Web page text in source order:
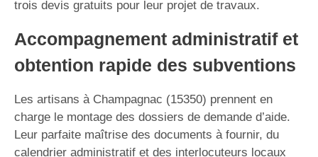
trois devis gratuits pour leur projet de travaux.
Accompagnement administratif et
obtention rapide des subventions
Les artisans à Champagnac (15350) prennent en
charge le montage des dossiers de demande d’aide.
Leur parfaite maîtrise des documents à fournir, du
calendrier administratif et des interlocuteurs locaux